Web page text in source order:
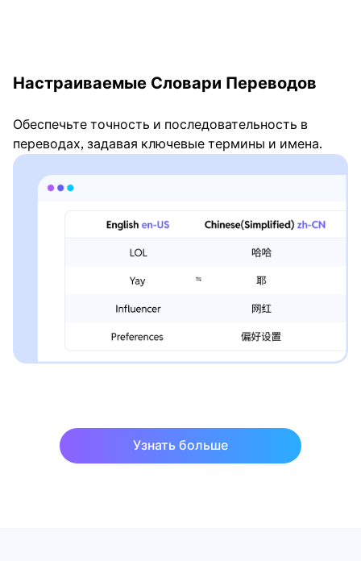
Настраиваемые Словари Переводов
Обеспечьте точность и последовательность в
переводах, задавая ключевые термины и имена.
Узнать больше